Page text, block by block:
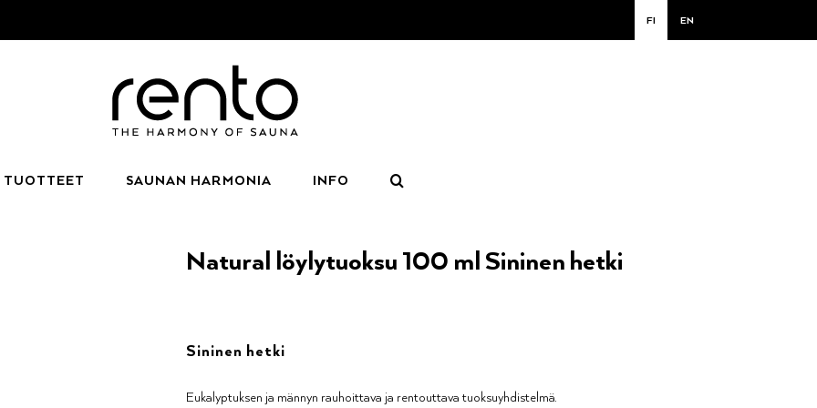
FI EN
TUOTTEET SAUNAN HARMONIA INFO
Natural löylytuoksu 100 ml Sininen hetki
Sininen hetki
Eukalyptuksen ja männyn rauhoittava ja rentouttava tuoksuyhdistelmä.